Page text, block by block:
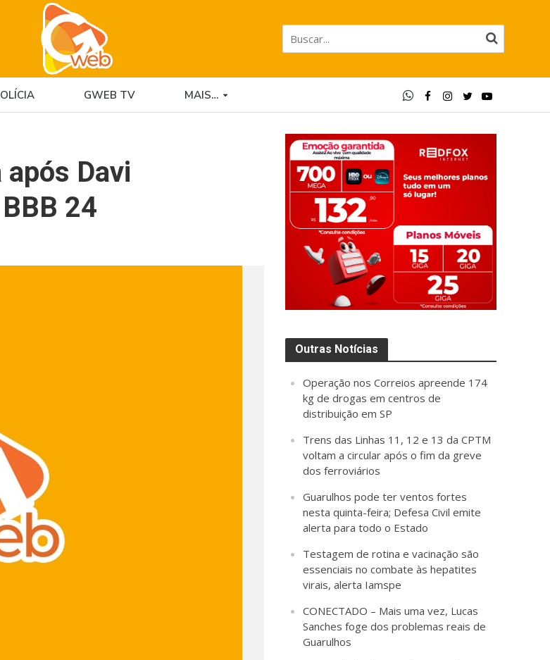
GWEB TV MAIS…
Davi
24
Outras Notícias
Operação nos Correios apreende 174
kg de drogas em centros de
distribuição em SP
Trens das Linhas 11, 12 e 13 da CPTM
voltam a circular após o fim da greve
dos ferroviários
Guarulhos pode ter ventos fortes
nesta quinta-feira; Defesa Civil emite
alerta para todo o Estado
Testagem de rotina e vacinação são
essenciais no combate às hepatites
virais, alerta Iamspe
CONECTADO – Mais uma vez, Lucas
Sanches foge dos problemas reais de
Guarulhos